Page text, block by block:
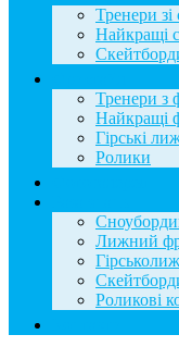
Тренери
Найкращі
Тренери з
Найкращі
Гірські
Ролики
Лижний
Роликові